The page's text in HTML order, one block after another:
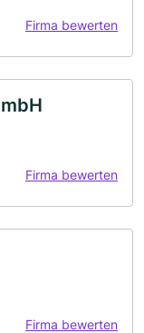
Firma bewerten
Firma bewerten
Firma bewerten